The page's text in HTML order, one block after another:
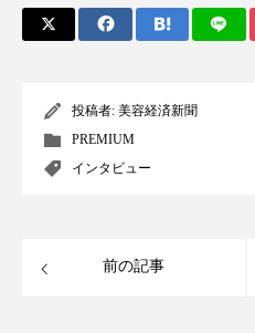
投稿者: 美容経済新聞
PREMIUM
インタビュー
前の記事